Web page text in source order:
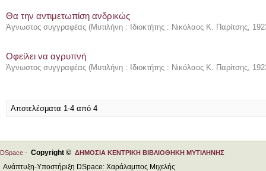
Θα την αντιμετωπίση ανδρικώς
Άγνωστος συγγραφέας (Μυτιλήνη : Ιδιοκτήτης : Νικόλαος Κ. Παρίτσης,
Οφείλει να αγρυπνή
Άγνωστος συγγραφέας (Μυτιλήνη : Ιδιοκτήτης : Νικόλαος Κ. Παρίτσης,
Αποτελέσματα 1-4 από 4
DSpace - Copyright © ΔΗΜΟΣΙΑ ΚΕΝΤΡΙΚΗ ΒΙΒΛΙΟΘΗΚΗ ΜΥΤΙΛΗΝΗΣ
Ανάπτυξη-Υποστήριξη DSpace: Χαράλαμπος Μιχελής